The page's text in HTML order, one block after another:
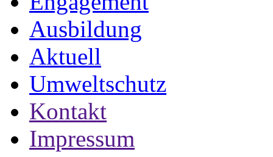
Ausbildung
Aktuell
Umweltschutz
Kontakt
Impressum